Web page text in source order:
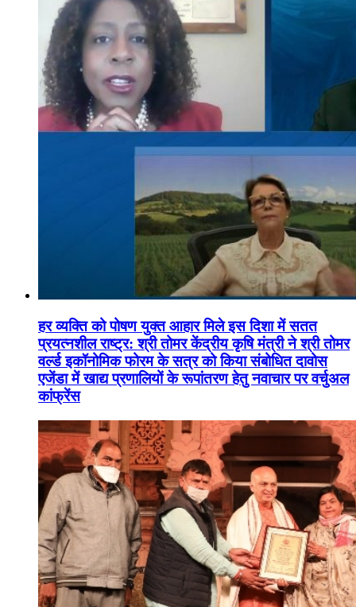
हर व्यक्ति को पोषण युक्त आहार मिले इस दिशा में सतत
प्रयत्नशील राष्ट्र: श्री तोमर केंद्रीय कृषि मंत्री ने श्री तोमर
वर्ल्ड इकॉनोमिक फोरम के सत्र को किया संबोधित दावोस
एजेंडा में खाद्य प्रणालियों के रूपांतरण हेतु नवाचार पर वर्चुअल
कांफ्रेंस